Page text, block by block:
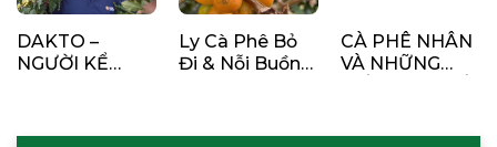
DAKTO –
NGƯỜI KỂ
Ly Cà Phê Bỏ
Đi & Nỗi Buồn
CÀ PHÊ NHÂN
VÀ NHỮNG